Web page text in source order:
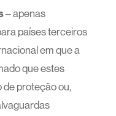
– apenas
países terceiros
em que a
que estes
de proteção ou,